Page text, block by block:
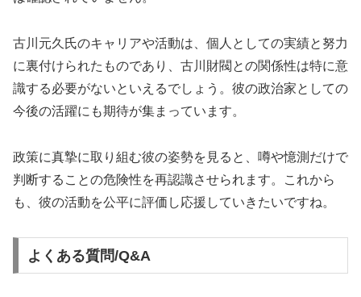
古川元久氏のキャリアや活動は、個人としての実績と努力
に裏付けられたものであり、古川財閥との関係性は特に意
識する必要がないといえるでしょう。彼の政治家としての
今後の活躍にも期待が集まっています。
政策に真摯に取り組む彼の姿勢を見ると、噂や憶測だけで
判断することの危険性を再認識させられます。これから
も、彼の活動を公平に評価し応援していきたいですね。
よくある質問/Q&A